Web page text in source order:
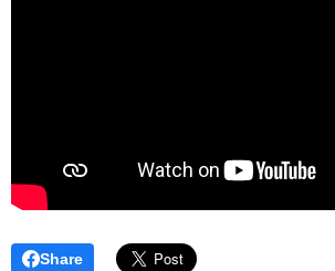
Share